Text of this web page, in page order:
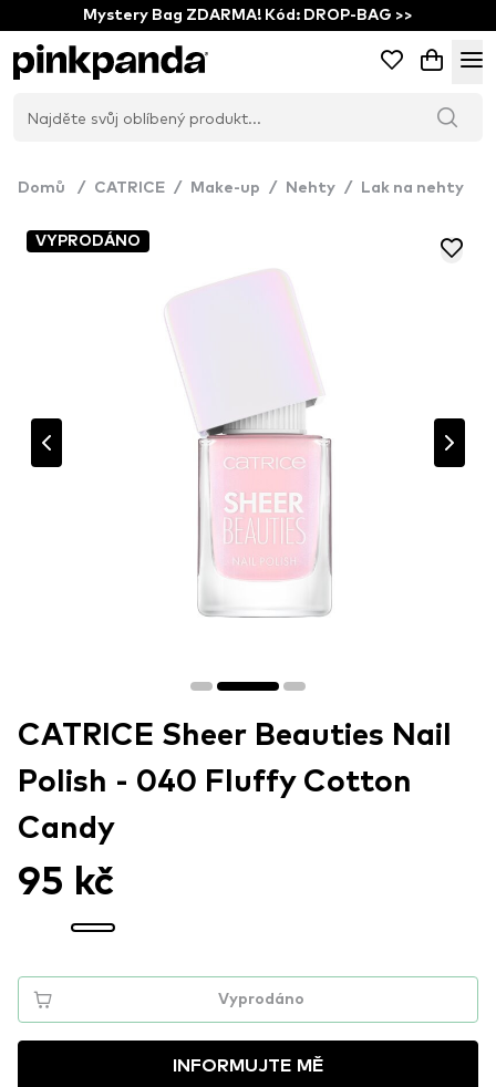
Mystery Bag ZDARMA! Kód: DROP-BAG >>
Domů / CATRICE / Make-up / Nehty / Lak na nehty
VYPRODÁNO
CATRICE Sheer Beauties Nail
Polish - 040 Fluffy Cotton
Candy
95 kč
Vyprodáno
INFORMUJTE MĚ